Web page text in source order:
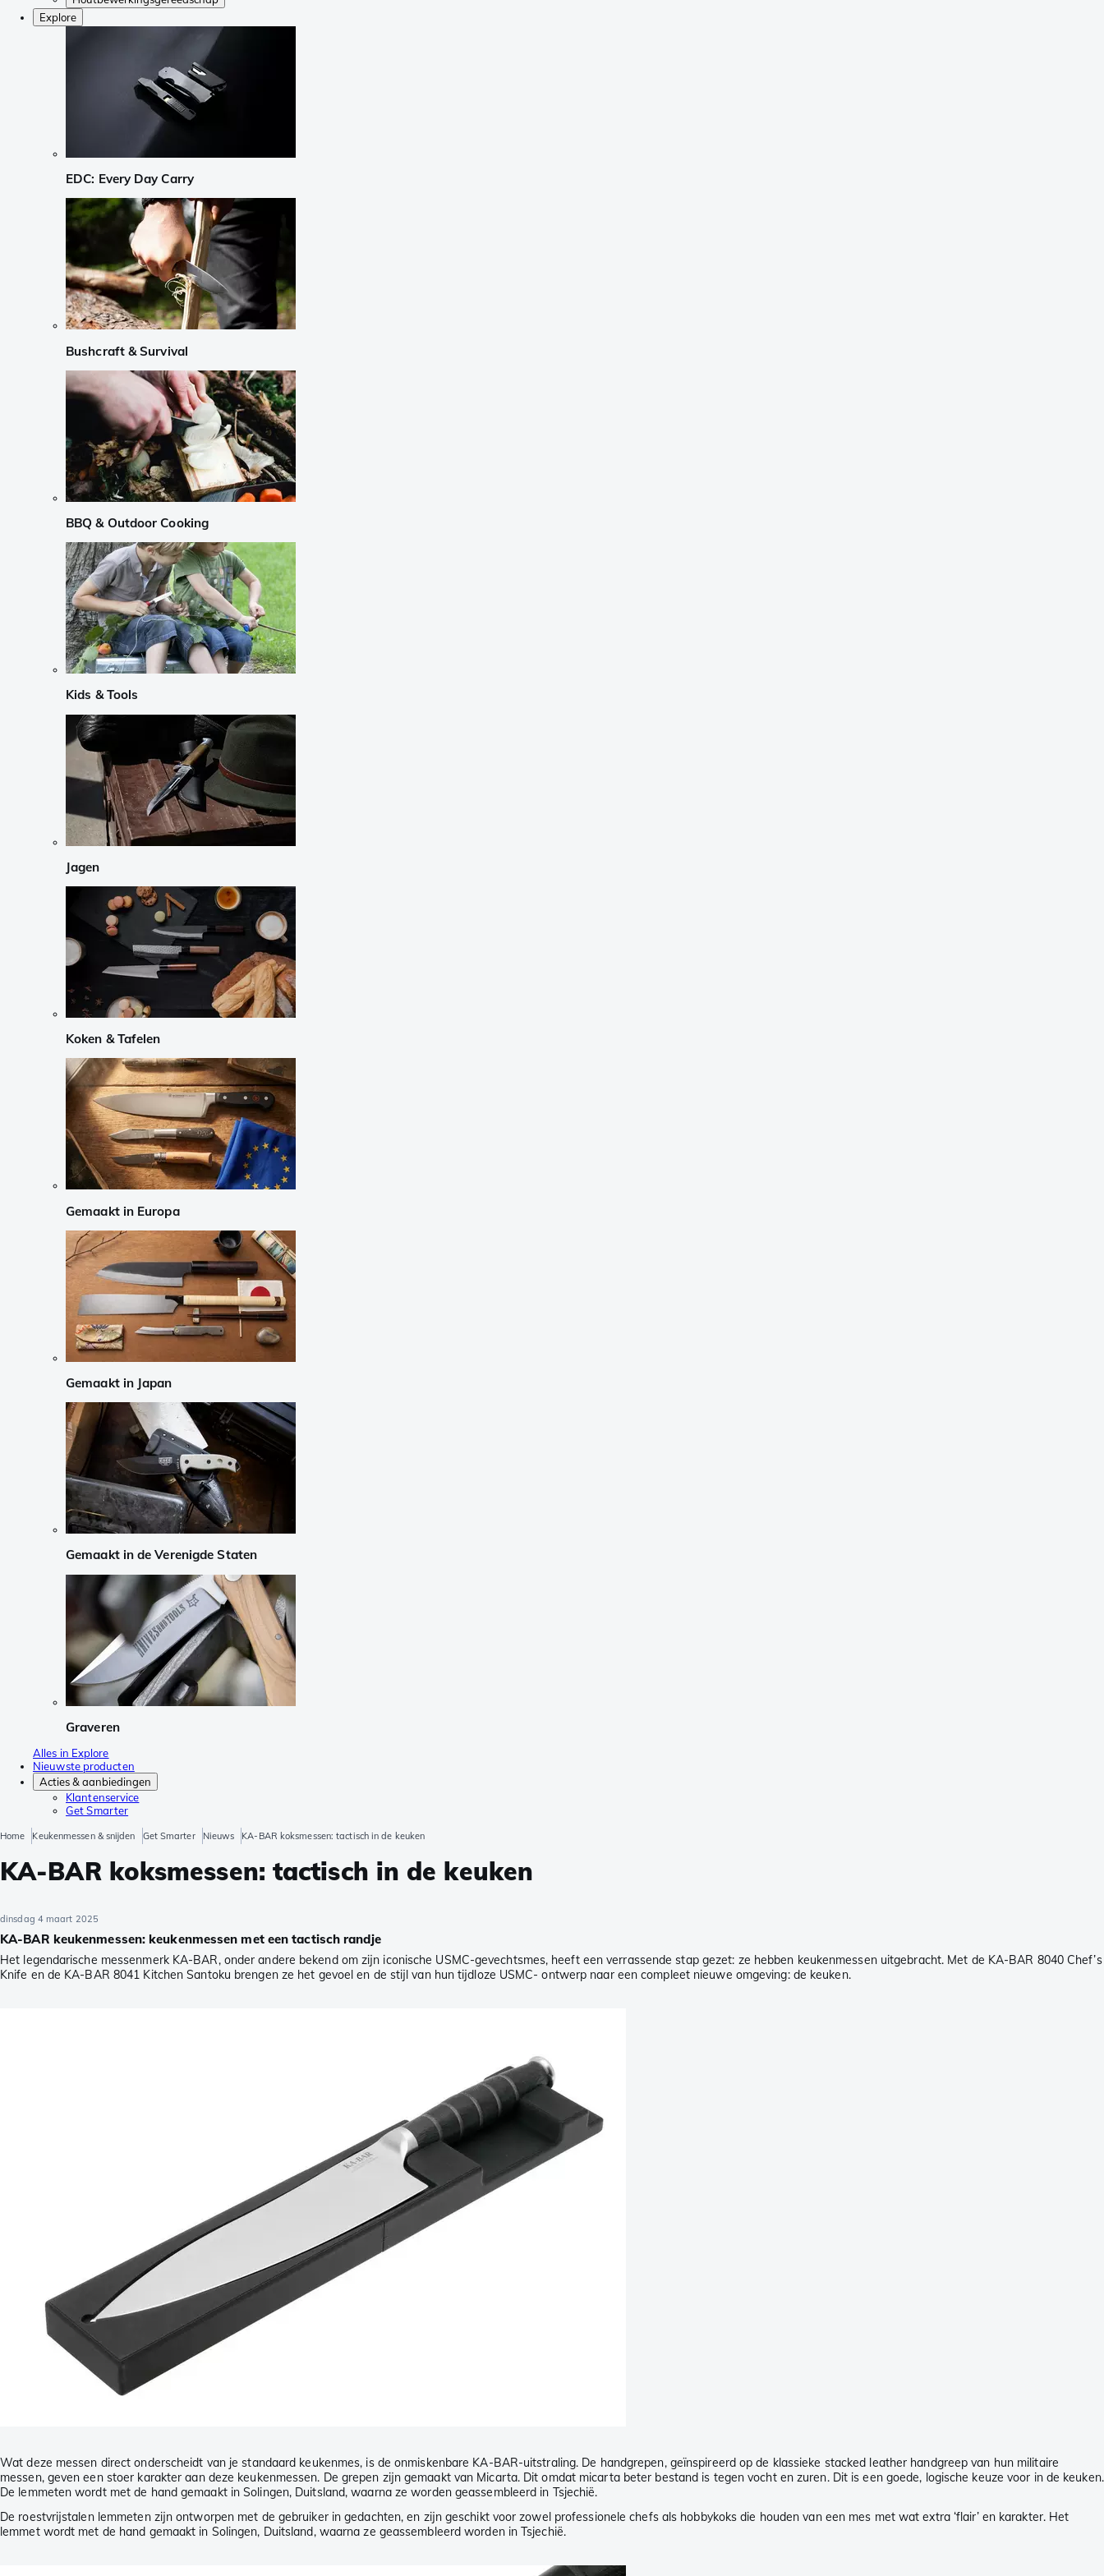
Explore
EDC: Every Day Carry
Bushcraft & Survival
BBQ & Outdoor Cooking
Kids & Tools
Jagen
Koken & Tafelen
Gemaakt in Europa
Gemaakt in Japan
Gemaakt in de Verenigde Staten
Graveren
Alles in Explore
Nieuwste producten
Acties & aanbiedingen
Klantenservice
Get Smarter
Home Keukenmessen & snijden Get Smarter Nieuws KA-BAR koksmessen: tactisch in de keuken
KA-BAR koksmessen: tactisch in de keuken
dinsdag 4 maart 2025
KA-BAR keukenmessen: keukenmessen met een tactisch randje
Het legendarische messenmerk KA-BAR, onder andere bekend om zijn iconische USMC-gevechtsmes, heeft een verrassende stap gezet: ze hebben keukenmessen uitgebracht. Met de KA-BAR 8040 Chef’s
Knife en de KA-BAR 8041 Kitchen Santoku brengen ze het gevoel en de stijl van hun tijdloze USMC- ontwerp naar een compleet nieuwe omgeving: de keuken.
Wat deze messen direct onderscheidt van je standaard keukenmes, is de onmiskenbare KA-BAR-uitstraling. De handgrepen, geïnspireerd op de klassieke stacked leather handgreep van hun militaire
messen, geven een stoer karakter aan deze keukenmessen. De grepen zijn gemaakt van Micarta. Dit omdat micarta beter bestand is tegen vocht en zuren. Dit is een goede, logische keuze voor in de keuken.
De lemmeten wordt met de hand gemaakt in Solingen, Duitsland, waarna ze worden geassembleerd in Tsjechië.
De roestvrijstalen lemmeten zijn ontworpen met de gebruiker in gedachten, en zijn geschikt voor zowel professionele chefs als hobbykoks die houden van een mes met wat extra ‘flair’ en karakter. Het
lemmet wordt met de hand gemaakt in Solingen, Duitsland, waarna ze geassembleerd worden in Tsjechië.